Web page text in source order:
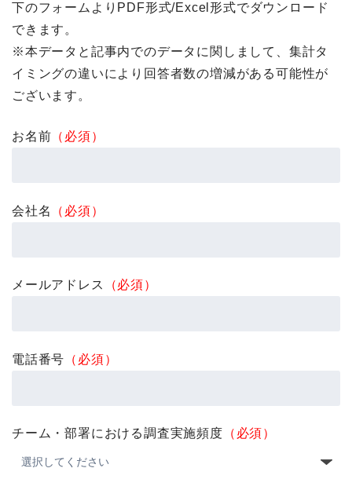
下のフォームよりPDF形式/Excel形式でダウンロード
できます。
※本データと記事内でのデータに関しまして、集計タ
イミングの違いにより回答者数の増減がある可能性が
ございます。
お名前 （必須）
会社名 （必須）
メールアドレス （必須）
電話番号 （必須）
チーム・部署における調査実施頻度 （必須）